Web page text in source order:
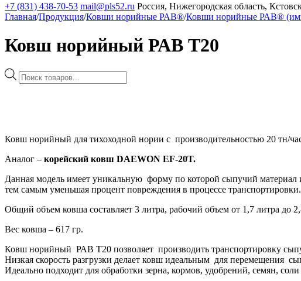
+7 (831) 438-70-53 mail@pls52.ru Россия, Нижегородская область,
Главная/Продукция/Ковши норийные РАВ®/Ковши норийные РАВ®
Ковш норийный РАВ Т20
Поиск
товаров
Ковш норийный для тихоходной нории с производительностью 20 тн/
Аналог – корейский ковш DAEWON EF-20T.
Данная модель имеет уникальную форму по которой сыпучий материал
тем самым уменьшая процент повреждения в процессе транспортировки.
Общий объем ковша составляет 3 литра, рабочий объем от 1,7 литра до
Вес ковша – 617 гр.
Ковш норийный РАВ T20 позволяет производить транспортировку
Низкая скорость разгрузки делает ковш идеальным для перемещения
Идеально подходит для обработки зерна, кормов, удобрений, семян,